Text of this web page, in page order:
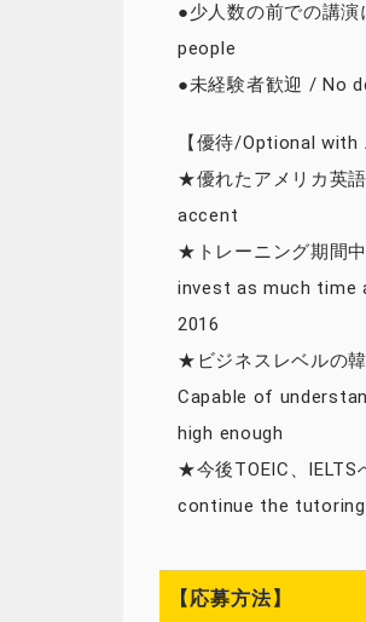
●少人数の前での講
people
●未経験者歓迎 / No
【優待/Optional with
★優れたアメリカ英
accent
★トレーニング期間
invest as much time
2016
★ビジネスレベルの
Capable of
high enough
★今後TOEIC、
continue the
【応募方法】